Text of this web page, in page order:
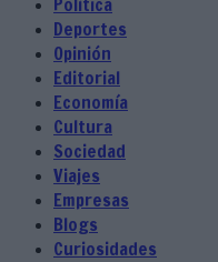
Deportes
Opinión
Editorial
Economía
Cultura
Sociedad
Viajes
Empresas
Blogs
Curiosidades